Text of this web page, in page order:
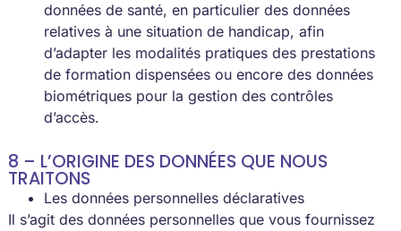
données de santé, en particulier des données
relatives à une situation de handicap, afin
d’adapter les modalités pratiques des prestations
de formation dispensées ou encore des données
biométriques pour la gestion des contrôles
d’accès.
8 – L’ORIGINE DES DONNÉES QUE NOUS
TRAITONS
Les données personnelles déclaratives
Il s’agit des données personnelles que vous fournissez